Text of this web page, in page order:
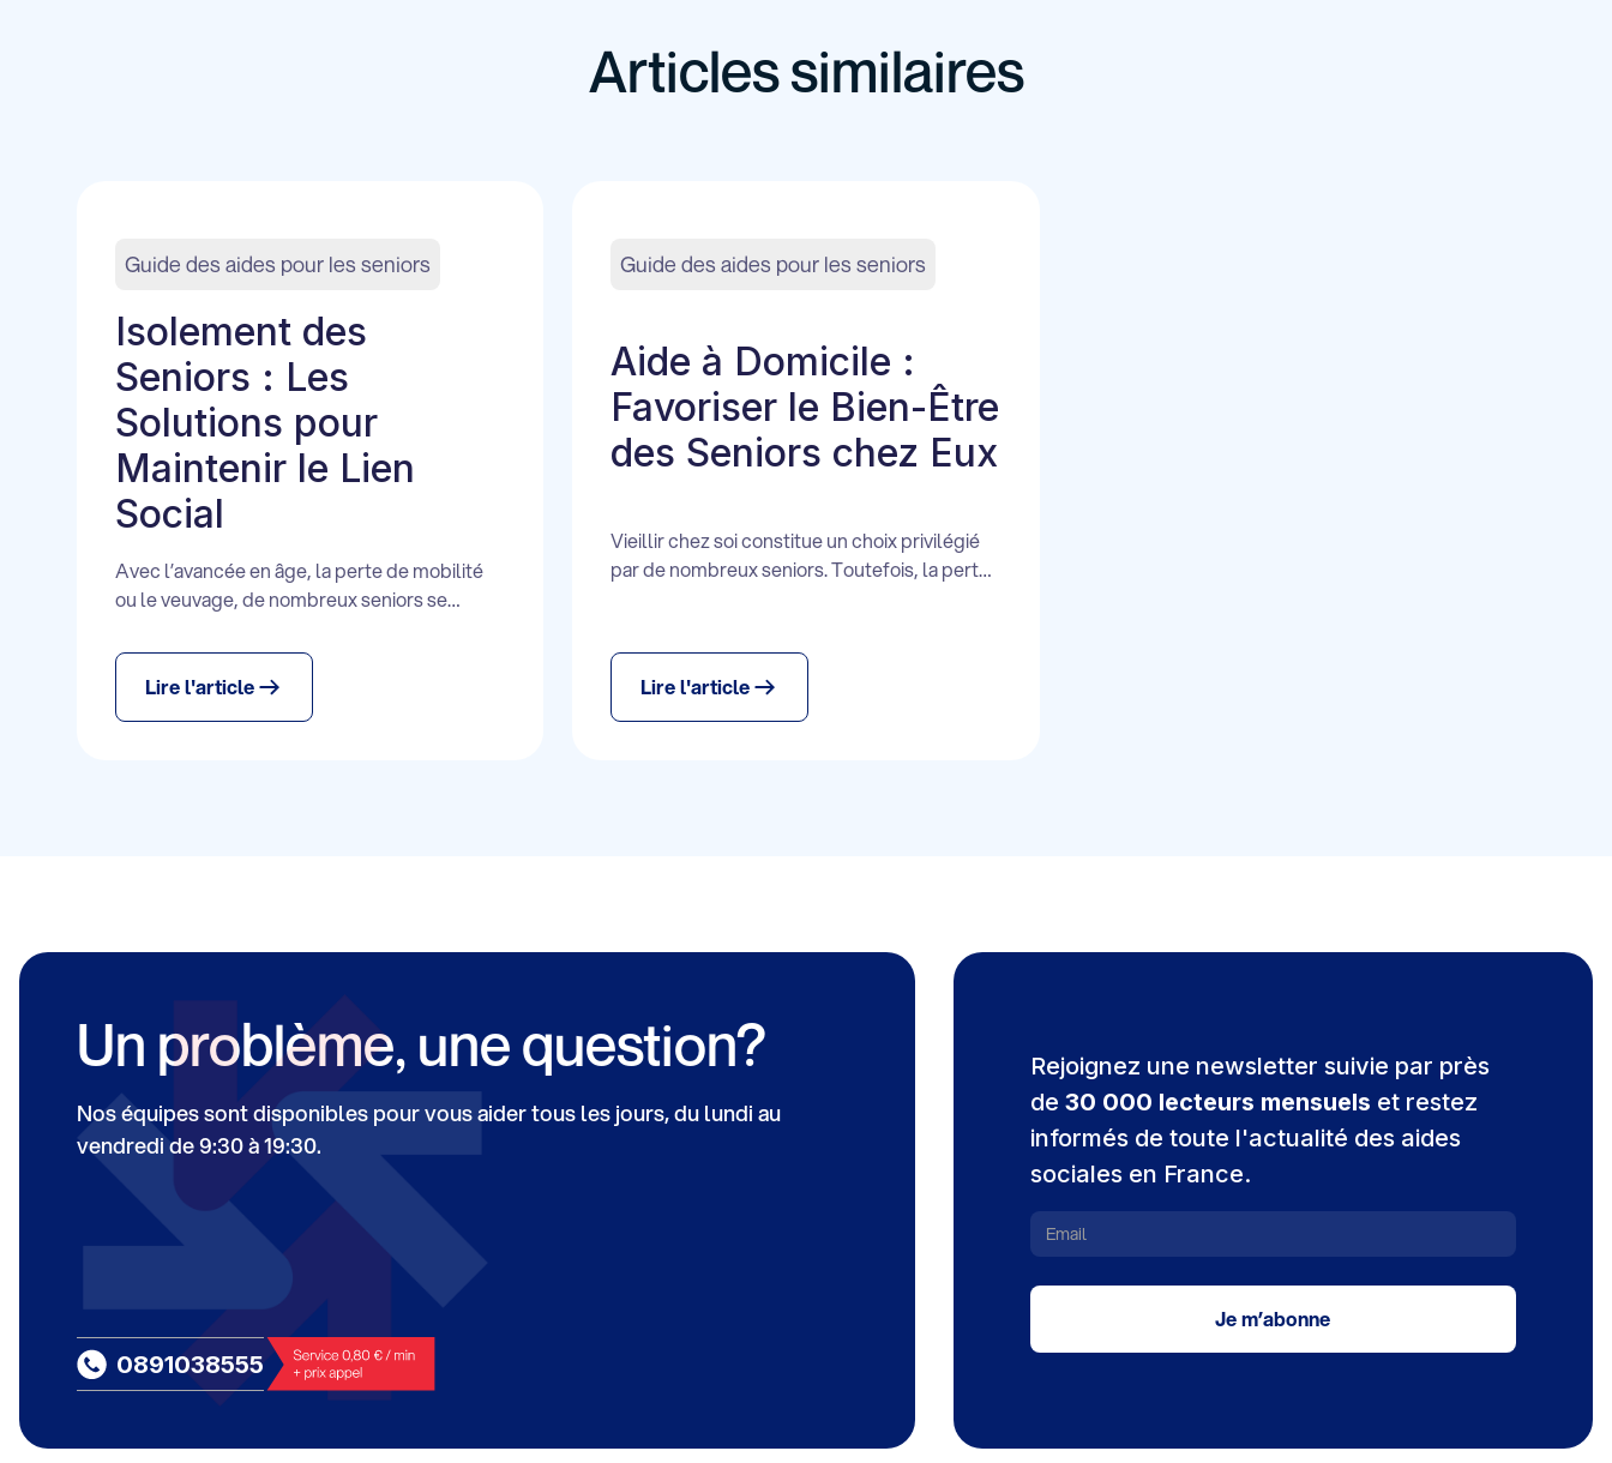
Articles similaires
Guide des aides pour les seniors
Isolement des
Seniors : Les
Solutions pour
Maintenir le Lien
Social
Avec l’avancée en âge, la perte de mobilité
ou le veuvage, de nombreux seniors se
des conséquences négatives sur la santé
psychologique et physique. Heureusement, il
existe des services de téléassistance et des
Lire l'article
Guide des aides pour les seniors
Aide à Domicile :
Favoriser le Bien-Être
des Seniors chez Eux
Vieillir chez soi constitue un choix privilégié
par de nombreux seniors. Toutefois, la perte
L’Allocation Personnalisée d’Autonomie
(APA) et divers services à domicile (ménage,
portage de repas, etc.) sont là pour soutenir
Lire l'article
Un problème, une question?
Nos équipes sont disponibles pour vous aider tous les jours, du lundi au
vendredi de 9:30 à 19:30.
0891038555
Rejoignez une newsletter suivie par près
de 30 000 lecteurs mensuels et restez
informés de toute l'actualité des aides
sociales en France.
Je m’abonne